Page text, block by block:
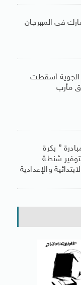
فى المهرجان
الجوية أسقطت
مأرب
” بكرة
شنطة
والإعدادية